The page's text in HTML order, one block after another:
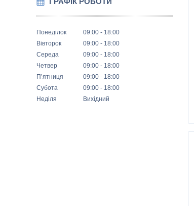
Понеділок 09:00
18:00
Вівторок
09:00
18:00
Середа
09:00
18:00
Четвер
09:00
18:00
Пʼятниця
09:00
18:00
Субота
09:00
18:00
Неділя
Вихідний